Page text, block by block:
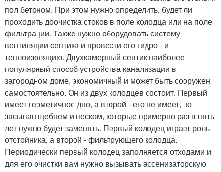
пол бетоном. При этом нужно определить, будет ли
проходить доочистка стоков в поле колодца или на поле
фильтрации. Также нужно оборудовать систему
вентиляции септика и провести его гидро - и
теплоизоляцию. Двухкамерный септик наиболее
популярный способ устройства канализации в
загородном доме, экономичный и может быть сооружен
самостоятельно. Он из двух колодцев состоит. Первый
имеет герметичное дно, а второй - его не имеет, но
засыпан щебнем и песком, которые примерно раз в пять
лет нужно будет заменять. Первый колодец играет роль
отстойника, а второй - фильтрующего колодца.
Периодически первый колодец заполняется отходами и
для его очистки вам нужно вызывать ассенизаторскую